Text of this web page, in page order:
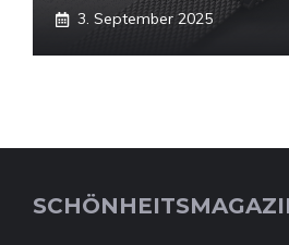
3. September 2025